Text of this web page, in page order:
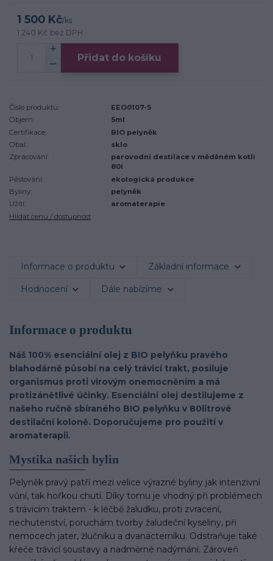
1 500 Kč/ks
1 240 Kč bez DPH
Přidat do košíku
Číslo produktu:
EEO0107-5
Objem:
5ml
Certifikace:
BIO pelyněk
Obal:
sklo
Zpracování:
parovodní destilace v měděném kotli
80l
Pěstování:
ekologická produkce
Byliny:
pelyněk
Užití:
aromaterapie
Hlídat cenu / dostupnost
Informace o produktu Základní informace
Hodnocení Dále nabízíme
Informace o produktu
Náš 100% esenciální olej z BIO pelyňku pravého
blahodárně působí na celý trávicí trakt, posiluje
organismus proti virovým onemocněním a má
protizánětlivé účinky. Esenciální olej destilujeme z
našeho ručně sbíraného BIO pelyňku v 80litrové
destilační koloně. Doporučujeme pro použití v
aromaterapii.
Mystika našich bylin
Pelyněk pravý patří mezi velice výrazné byliny jak intenzivní
vůní, tak hořkou chutí. Díky tomu je vhodný při problémech
s trávicím traktem - k léčbě žaludku, proti zvracení,
nechutenství, poruchám tvorby žaludeční kyseliny, při
nemocech jater, žlučníku a dvanácterníku. Odstraňuje také
křeče trávicí soustavy a nadměrné nadýmání. Zároveň